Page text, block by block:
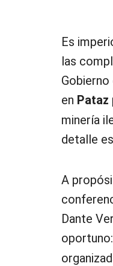
Es
las
en Pataz
minería
detalle
A
Dante
oportuno: